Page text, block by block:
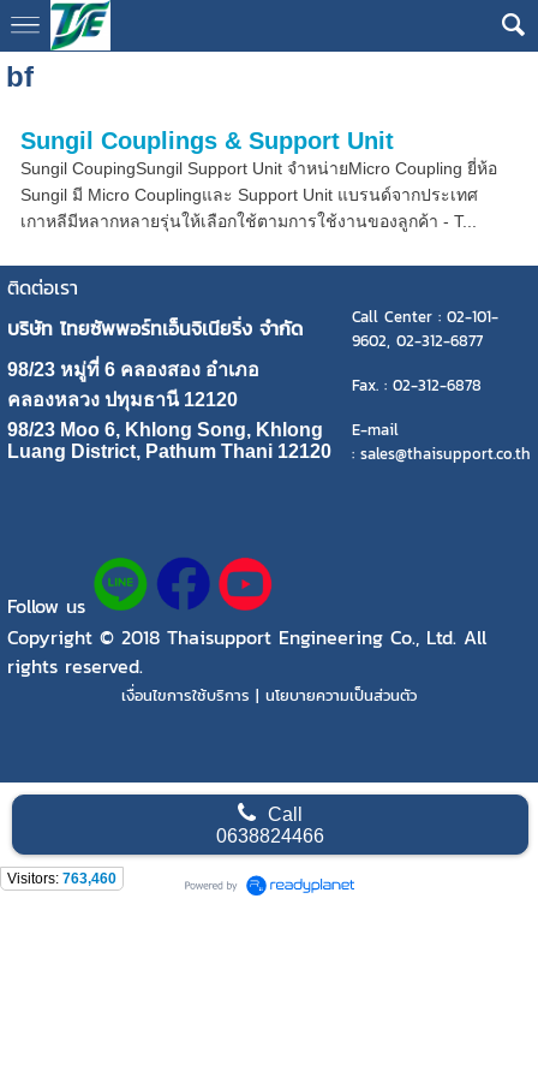
bf
Sungil Couplings & Support Unit
Sungil CoupingSungil Support Unit จำหน่ายMicro Coupling ยี่ห้อ
Sungil มี Micro Couplingและ Support Unit แบรนด์จากประเทศ
เกาหลีมีหลากหลายรุ่นให้เลือกใช้ตามการใช้งานของลูกค้า - T...
ติดต่อเรา
บริษัท ไทยซัพพอร์ทเอ็นจิเนียริ่ง จำกัด
Call Center : 02-101-
9602, 02-312-6877
98/23 หมู่ที่ 6 คลองสอง อำเภอ
คลองหลวง ปทุมธานี 12120
Fax. : 02-312-6878
98/23 Moo 6, Khlong Song, Khlong
Luang District, Pathum Thani 12120
E-mail
: sales@thaisupport.co.th
Follow us
Copyright © 2018 Thaisupport Engineering Co., Ltd. All
rights reserved.
เงื่อนไขการใช้บริการ | นโยบายความเป็นส่วนตัว
Call
0638824466
Visitors: 763,460